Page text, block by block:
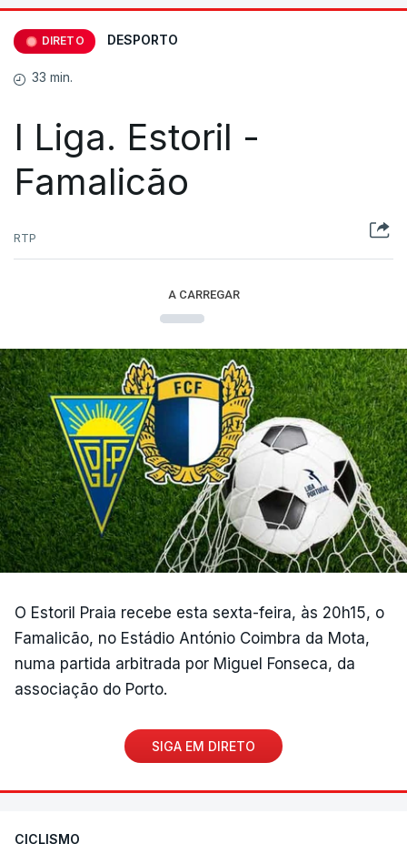
DIRETO DESPORTO
33 min.
I Liga. Estoril -
Famalicão
RTP
A CARREGAR
O Estoril Praia recebe esta sexta-feira, às 20h15, o
Famalicão, no Estádio António Coimbra da Mota,
numa partida arbitrada por Miguel Fonseca, da
associação do Porto.
SIGA EM DIRETO
CICLISMO